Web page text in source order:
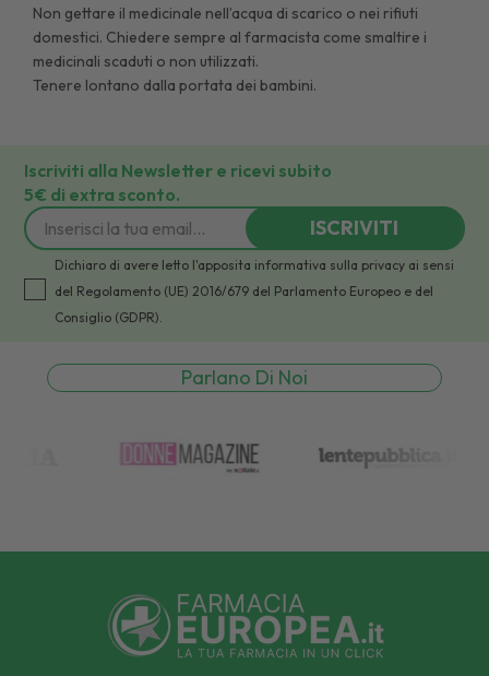
Non gettare il medicinale nell’acqua di scarico o nei rifiuti
domestici. Chiedere sempre al farmacista come smaltire i
medicinali scaduti o non utilizzati.
Tenere lontano dalla portata dei bambini.
Iscriviti alla Newsletter e ricevi subito
5€ di extra sconto.
ISCRIVITI
Dichiaro di avere letto l'apposita informativa sulla privacy ai sensi
del Regolamento (UE) 2016/679 del Parlamento Europeo e del
Consiglio (GDPR).
Parlano Di Noi